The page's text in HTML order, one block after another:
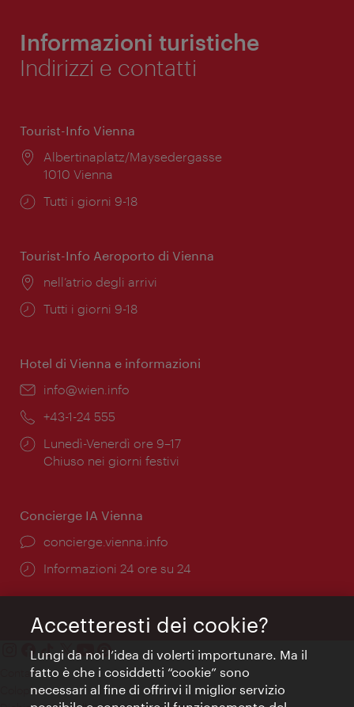
Informazioni turistiche
Indirizzi e contatti
Tourist-Info Vienna
Posizione:
Albertinaplatz/Maysedergasse
1010 Vienna
Orari
Tutti i giorni 9-18
Tourist-Info Aeroporto di Vienna
Posizione:
nell’atrio degli arrivi
Orari
Tutti i giorni 9-18
Hotel di Vienna e informazioni
Email:
info@wien.info
Telefono:
+43-1-24 555
Orari
di
Lunedì-Venerdì ore 9–17
Chiuso nei giorni festivi
Concierge IA Vienna
Ort:
concierge.vienna.info
Öffnungszeiten:
Informazioni 24 ore su 24
Contatti
Colophon
Accetteresti dei cookie?
Lungi da noi l’idea di volerti importunare. Ma il
fatto è che i cosiddetti “cookie” sono
necessari al fine di offrirvi il miglior servizio